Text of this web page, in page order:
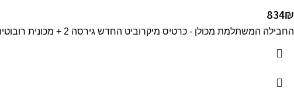
834₪
החבילה המשתלמת מכולן - כרטיס מיקרוביט החדש גירסה 2 + מכונית רובוטית + ערכת 37 חיישנים לכל פרוייקט שתמציאו